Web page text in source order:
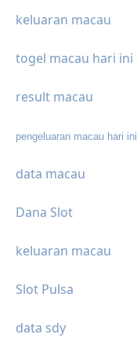
keluaran macau
togel macau hari ini
result macau
pengeluaran macau hari ini
data macau
Dana Slot
keluaran macau
Slot Pulsa
data sdy